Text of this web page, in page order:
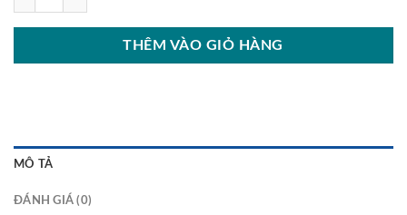
THÊM VÀO GIỎ HÀNG
MÔ TẢ
ĐÁNH GIÁ (0)